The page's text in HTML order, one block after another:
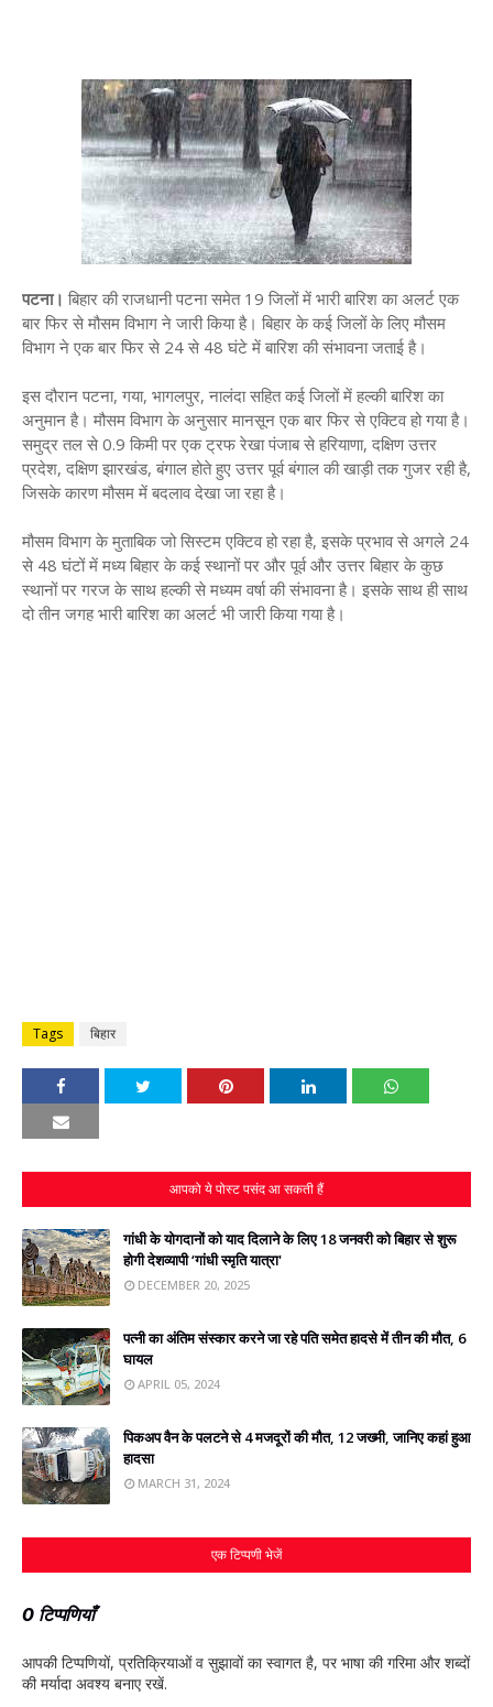
पटना। बिहार की राजधानी पटना समेत 19 जिलों में भारी बारिश का अलर्ट एक
बार फिर से मौसम विभाग ने जारी किया है। बिहार के कई जिलों के लिए मौसम
विभाग ने एक बार फिर से 24 से 48 घंटे में बारिश की संभावना जताई है।
इस दौरान पटना, गया, भागलपुर, नालंदा सहित कई जिलों में हल्की बारिश का
अनुमान है। मौसम विभाग के अनुसार मानसून एक बार फिर से एक्टिव हो गया है।
समुद्र तल से 0.9 किमी पर एक ट्रफ रेखा पंजाब से हरियाणा, दक्षिण उत्तर
प्रदेश, दक्षिण झारखंड, बंगाल होते हुए उत्तर पूर्व बंगाल की खाड़ी तक गुजर रही है,
जिसके कारण मौसम में बदलाव देखा जा रहा है।
मौसम विभाग के मुताबिक जो सिस्टम एक्टिव हो रहा है, इसके प्रभाव से अगले 24
से 48 घंटों में मध्य बिहार के कई स्थानों पर और पूर्व और उत्तर बिहार के कुछ
स्थानों पर गरज के साथ हल्की से मध्यम वर्षा की संभावना है। इसके साथ ही साथ
दो तीन जगह भारी बारिश का अलर्ट भी जारी किया गया है।
Tags बिहार
आपको ये पोस्ट पसंद आ सकती हैं
गांधी के योगदानों को याद दिलाने के लिए 18 जनवरी को बिहार से शुरू
होगी देशव्‍यापी ‘गांधी स्मृति यात्रा'
DECEMBER 20, 2025
पत्‍नी का अंतिम संस्‍कार करने जा रहे पति समेत हादसे में तीन की मौत, 6
घायल
APRIL 05, 2024
पिकअप वैन के पलटने से 4 मजदूरों की मौत, 12 जख्‍मी, जानिए कहां हुआ
हादसा
MARCH 31, 2024
एक टिप्पणी भेजें
0 टिप्पणियाँ
आपकी टिप्‍पणियों, प्रतिक्रियाओं व सुझावों का स्‍वागत है, पर भाषा की गरिमा और शब्‍दों
की मर्यादा अवश्‍य बनाए रखें.